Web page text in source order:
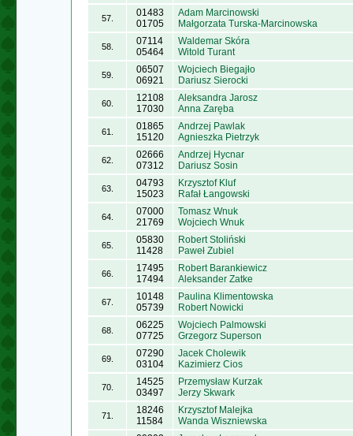
57.
01483
01705
Adam Marcinowski
Małgorzata Turska-Marcinowska
58.
07114
05464
Waldemar Skóra
Witold Turant
59.
06507
06921
Wojciech Biegajło
Dariusz Sierocki
60.
12108
17030
Aleksandra Jarosz
Anna Zaręba
61.
01865
15120
Andrzej Pawlak
Agnieszka Pietrzyk
62.
02666
07312
Andrzej Hycnar
Dariusz Sosin
63.
04793
15023
Krzysztof Kluf
Rafał Łangowski
64.
07000
21769
Tomasz Wnuk
Wojciech Wnuk
65.
05830
11428
Robert Stoliński
Paweł Zubiel
66.
17495
17494
Robert Barankiewicz
Aleksander Zatke
67.
10148
05739
Paulina Klimentowska
Robert Nowicki
68.
06225
07725
Wojciech Palmowski
Grzegorz Superson
69.
07290
03104
Jacek Cholewik
Kazimierz Cios
70.
14525
03497
Przemysław Kurzak
Jerzy Skwark
71.
18246
11584
Krzysztof Malejka
Wanda Wiszniewska